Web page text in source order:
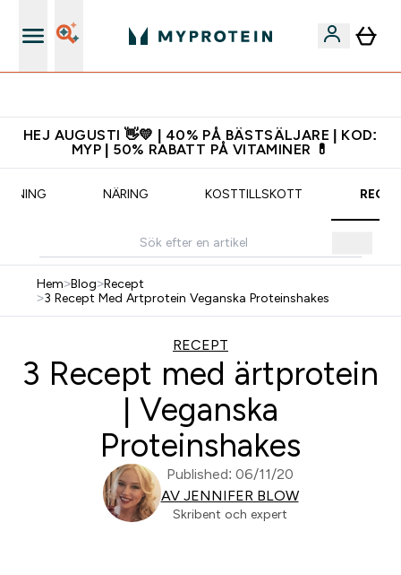
HEJ AUGUSTI 👋💛 | 40% PÅ BÄSTSÄLJARE | KOD:
MYP | 50% RABATT PÅ VITAMINER 💊
NÄRING KOSTTILLSKOTT
Hem>Blog>Recept
>3 Recept Med Artprotein Veganska Proteinshakes
RECEPT
3 Recept med ärtprotein
| Veganska
Proteinshakes
Published: 06/11/20
AV JENNIFER BLOW
Skribent och expert